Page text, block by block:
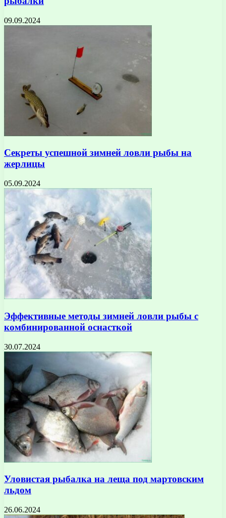
09.09.2024
Секреты успешной зимней ловли рыбы на
жерлицы
05.09.2024
Эффективные методы зимней ловли рыбы с
комбинированной оснасткой
30.07.2024
Уловистая рыбалка на леща под мартовским
льдом
26.06.2024